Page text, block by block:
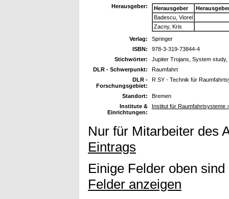
Herausgeber:
Herausgeber
Badescu, Viorel
Zacny, Kris
Verlag:
Springer
ISBN:
978-3-319-73844-4
Stichwörter:
Jupiter Trojans, System
DLR - Schwerpunkt:
Raumfahrt
DLR -
Forschungsgebiet:
R SY - Technik für
Standort:
Bremen
Institute &
Einrichtungen:
Institut für Raumfahrtsysteme
Nur für Mitarbeiter des
Eintrags
Einige Felder oben
Felder anzeigen